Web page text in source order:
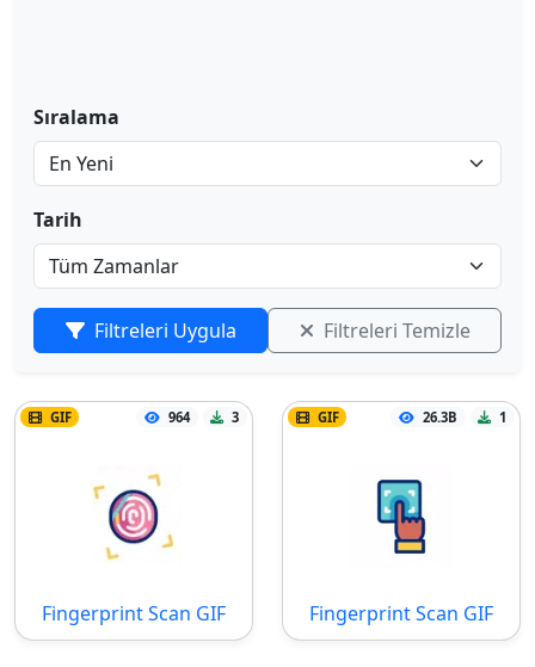
Sıralama
Tarih
Filtreleri Uygula Filtreleri Temizle
GIF 964 3
Fingerprint Scan GIF
GIF 26.3B 1
Fingerprint Scan GIF